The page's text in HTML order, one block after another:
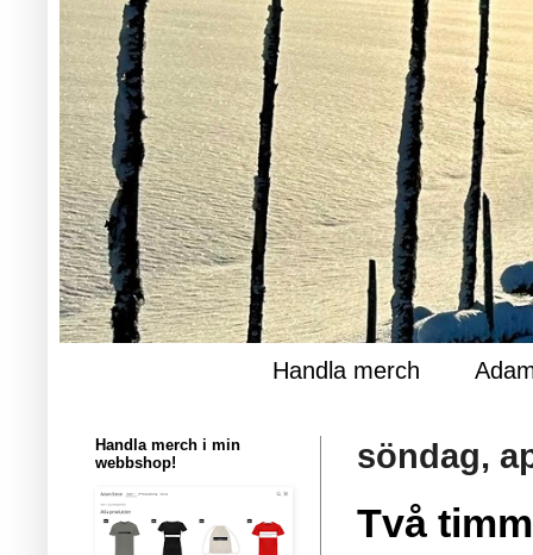
Handla merch
söndag,
Två
Handla merch i min
webbshop!